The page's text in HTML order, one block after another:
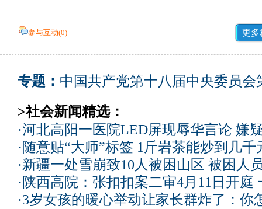
参与互动(0) 更多
专题： 中国共产党第十八届中央委员会
>社会新闻精选：
·河北高阳一医院LED屏现辱华言论 嫌
·随意贴“大师”标签 1斤岩茶能炒到几
·新疆一处雪崩致10人被困山区 被困人
· 陕西高院：张扣扣案二审4月11日开庭
·3岁女孩的暖心举动让家长群炸了：你